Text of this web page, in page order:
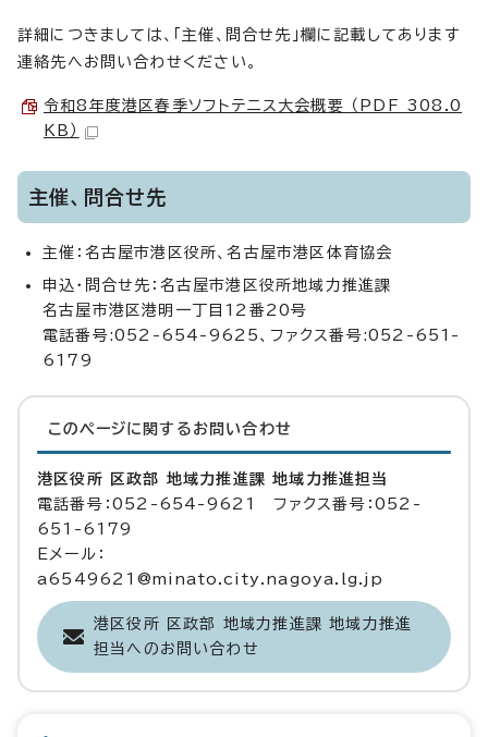
詳細につきましては、「主催、問合せ先」欄に記載してあります
連絡先へお問い合わせください。
令和8年度港区春季ソフトテニス大会概要 （PDF 308.0
KB）
主催、問合せ先
主催：名古屋市港区役所、名古屋市港区体育協会
申込・問合せ先：名古屋市港区役所地域力推進課
名古屋市港区港明一丁目12番20号
電話番号:052-654-9625、ファクス番号:052-651-
6179
このページに関する お問い合わせ
港区役所 区政部 地域力推進課 地域力推進担当
電話番号：052-654-9621 ファクス番号：052-
651-6179
Eメール：
a6549621@minato.city.nagoya.lg.jp
港区役所 区政部 地域力推進課 地域力推進
担当へのお問い合わせ